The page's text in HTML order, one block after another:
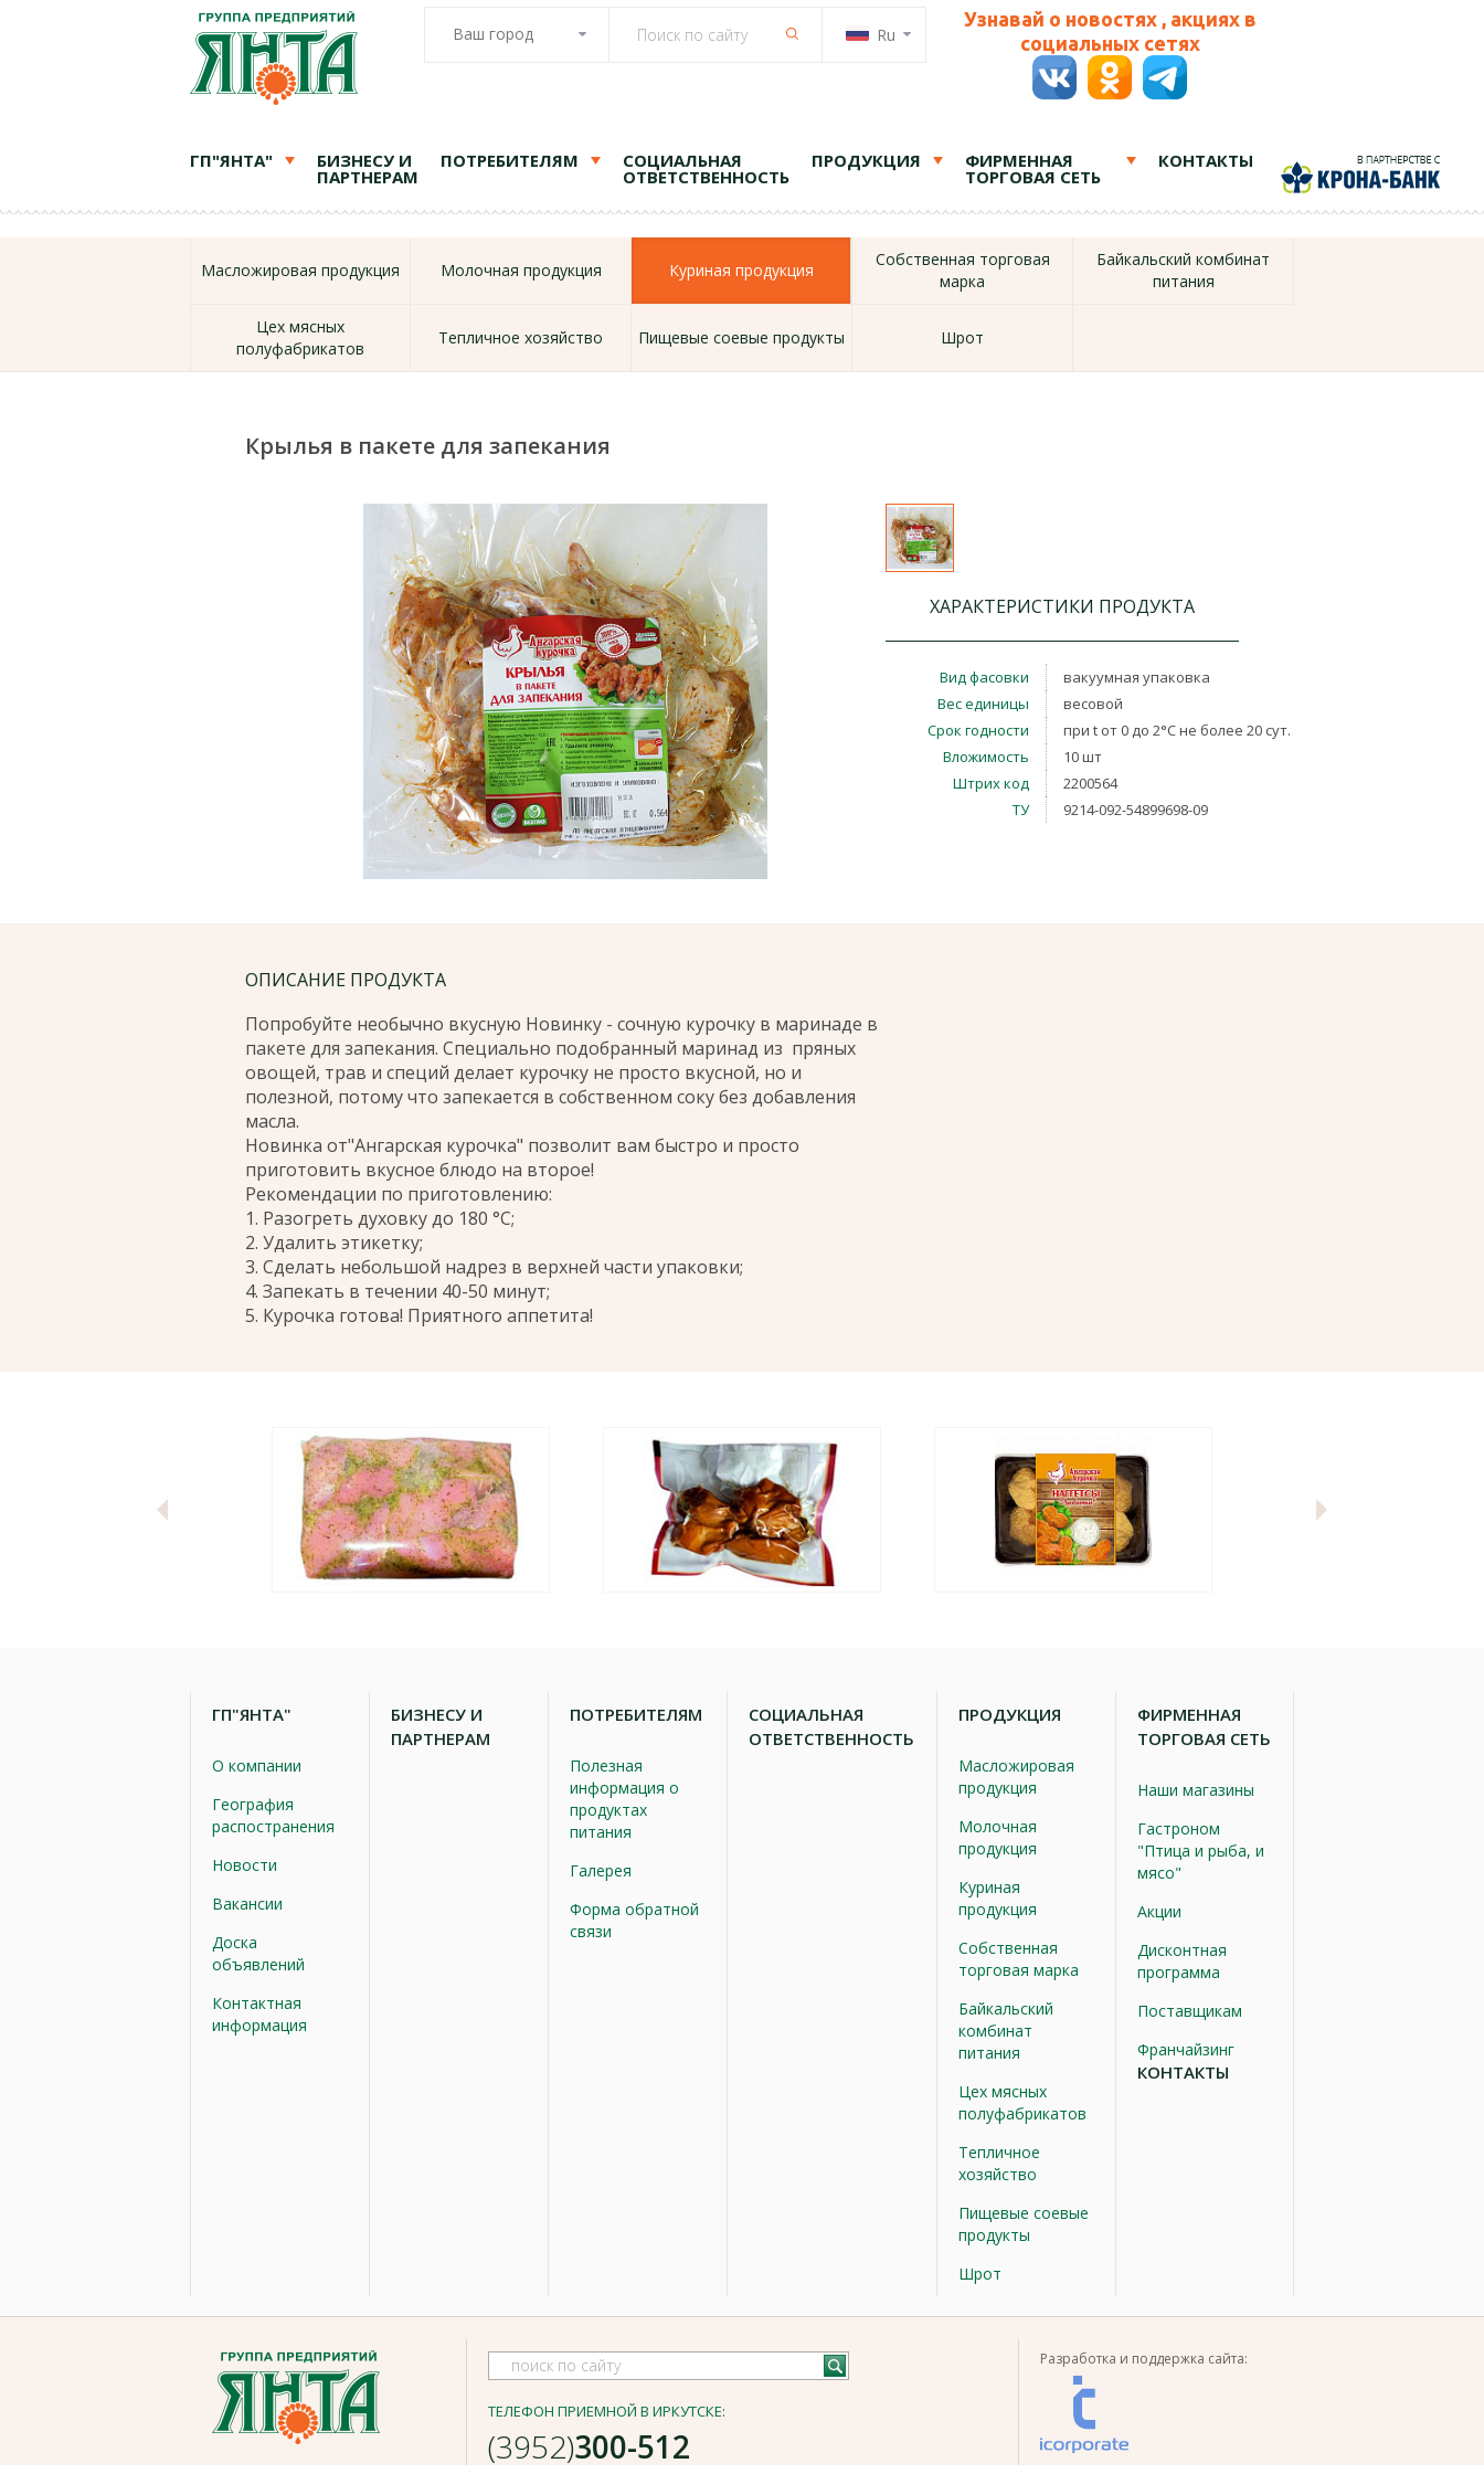
Ваш город Ru
Узнавай о новостях , акциях в
социальных сетях
ГП"ЯНТА" БИЗНЕСУ И
ПАРТНЕРАМ
ПОТРЕБИТЕЛЯМ СОЦИАЛЬНАЯ
ОТВЕТСТВЕННОСТЬ
ПРОДУКЦИЯ ФИРМЕННАЯ
ТОРГОВАЯ СЕТЬ
КОНТАКТЫ
Масложировая продукция Молочная продукция Куриная продукция
Собственная торговая
марка
Байкальский комбинат
питания
Цех мясных
полуфабрикатов
Тепличное хозяйство Пищевые соевые продукты Шрот
Крылья в пакете для запекания
ХАРАКТЕРИСТИКИ ПРОДУКТА
Вид фасовки
вакуумная упаковка
Вес единицы
весовой
Срок годности
при t от 0 до 2°С не более 20 сут.
Вложимость
10 шт
Штрих код
2200564
ТУ
9214-092-54899698-09
ОПИСАНИЕ ПРОДУКТА
Попробуйте необычно вкусную Новинку - сочную курочку в маринаде в
пакете для запекания. Специально подобранный маринад из пряных
овощей, трав и специй делает курочку не просто вкусной, но и
полезной, потому что запекается в собственном соку без добавления
масла.
Новинка от"Ангарская курочка" позволит вам быстро и просто
приготовить вкусное блюдо на второе!
Рекомендации по приготовлению:
1. Разогреть духовку до 180 °С;
2. Удалить этикетку;
3. Сделать небольшой надрез в верхней части упаковки;
4. Запекать в течении 40-50 минут;
5. Курочка готова! Приятного аппетита!
ГП"ЯНТА"
О компании
География
распостранения
Новости
Вакансии
Доска
объявлений
Контактная
информация
БИЗНЕСУ И
ПАРТНЕРАМ
ПОТРЕБИТЕЛЯМ
Полезная
информация о
продуктах
питания
Галерея
Форма обратной
связи
СОЦИАЛЬНАЯ
ОТВЕТСТВЕННОСТЬ
ПРОДУКЦИЯ
Масложировая
продукция
Молочная
продукция
Куриная
продукция
Собственная
торговая марка
Байкальский
комбинат
питания
Цех мясных
полуфабрикатов
Тепличное
хозяйство
Пищевые соевые
продукты
Шрот
ФИРМЕННАЯ
ТОРГОВАЯ СЕТЬ
Наши магазины
Гастроном
"Птица и рыба, и
мясо"
Акции
Дисконтная
программа
Поставщикам
Франчайзинг
КОНТАКТЫ
ТЕЛЕФОН ПРИЕМНОЙ В ИРКУТСКЕ:
(3952)300-512
Разработка и поддержка сайта: